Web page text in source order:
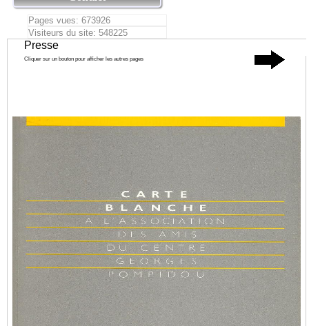
Pages vues: 673926
Visiteurs du site: 548225
Presse
Cliquer sur un bouton pour afficher les autres pages